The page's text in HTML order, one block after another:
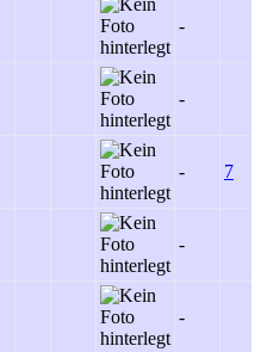
-
-
- 7
-
-